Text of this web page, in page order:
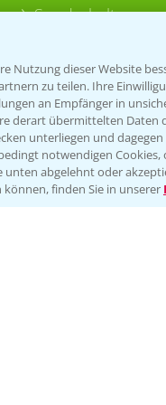
Sonderkulturen
Nutzung dieser Website
zu teilen. Ihre
an Empfänger in
derart übermittelten Daten
unterliegen und
notwendigen Cookies,
abgelehnt oder
finden Sie in unserer